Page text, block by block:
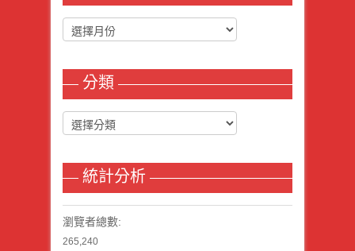
分類
統計分析
瀏覽者總數:
265,240